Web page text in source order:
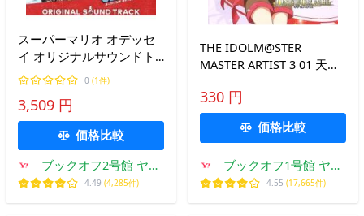
スーパーマリオ オデッセ
イ オリジナルサウンドト
ラック/(ゲーム・ミュージ
ック)
0 (1件)
3,509 円
価格比較
ブックオフ2号館 ヤフ
ーショッピング店
4.49 (4,285件)
THE IDOLM@STER
MASTER ARTIST 3 01 天海
里子)
330 円
価格比較
ブックオフ1号館 ヤフ
ーショッピング店
4.55 (17,665件)